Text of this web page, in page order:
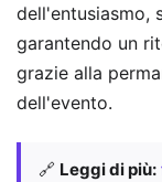
dell'entusiasmo,
garantendo un
grazie alla
dell'evento.
🔗 Leggi di più: